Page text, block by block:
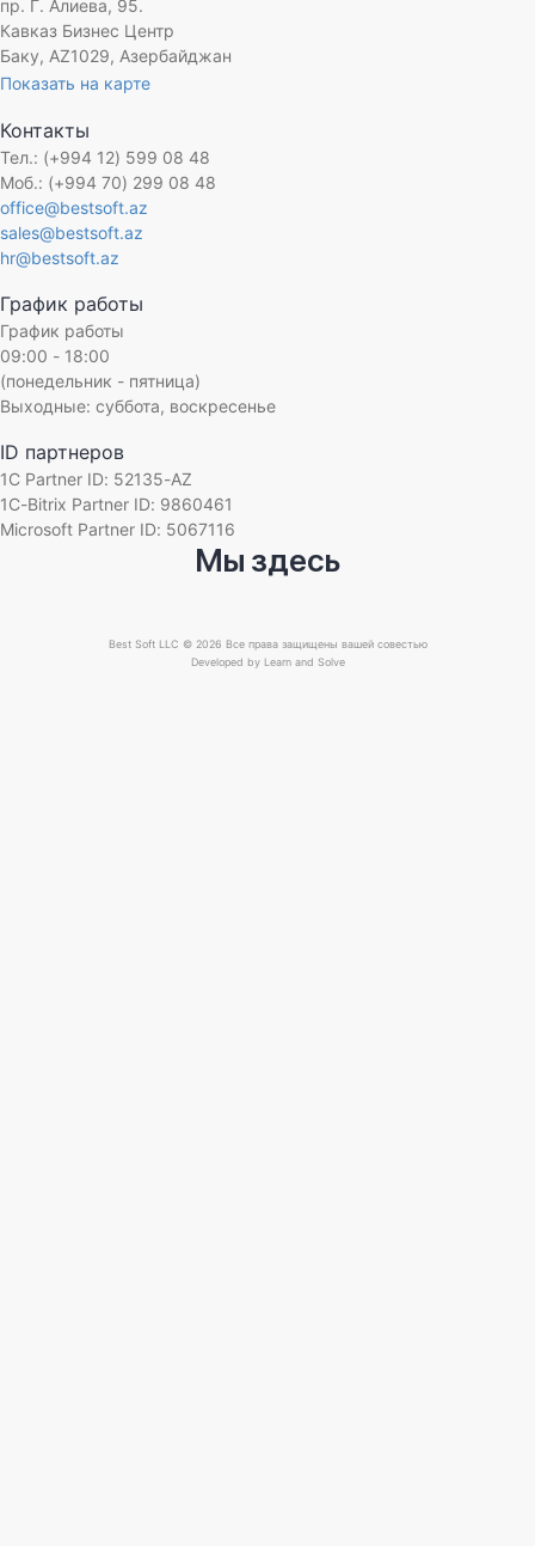
пр. Г. Алиева, 95.
Кавказ Бизнес Центр
Баку, AZ1029, Азербайджан
Показать на карте
Контакты
Тел.: (+994 12) 599 08 48
Моб.: (+994 70) 299 08 48
office@bestsoft.az
sales@bestsoft.az
hr@bestsoft.az
График работы
График работы
09:00 - 18:00
(понедельник - пятница)
Выходные: суббота, воскресенье
ID партнеров
1C Partner ID: 52135-AZ
1C-Bitrix Partner ID: 9860461
Microsoft Partner ID: 5067116
Мы здесь
Best Soft LLC © 2026 Все права защищены вашей совестью
Developed by Learn and Solve